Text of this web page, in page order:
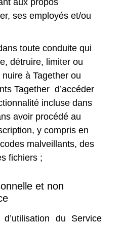
aux propos
ses employés et/ou
toute conduite qui
détruire, limiter ou
à Tagether ou
Tagether d’accéder
incluse dans
avoir procédé au
y compris en
malveillants, des
fichiers ;
et non
du Service